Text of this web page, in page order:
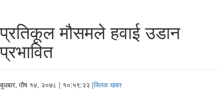
प्रतिकूल मौसमले हवाई उडान
प्रभावित
बुधबार, पौष १४, २०७८ | १०:५९:२२ |क्लिक खबर